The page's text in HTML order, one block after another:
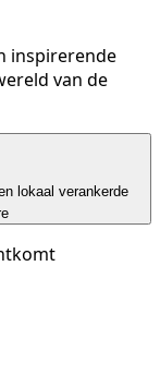
inspirerende
van de
lokaal verankerde